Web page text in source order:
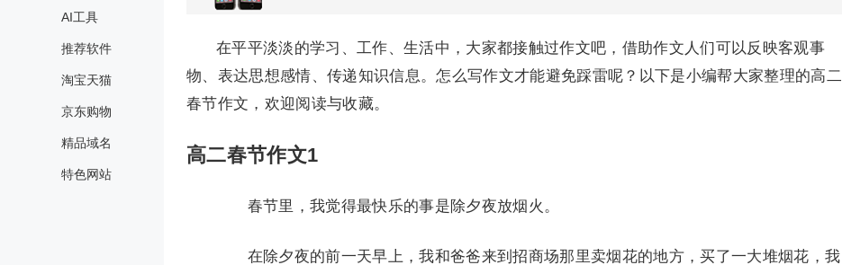
AI工具
推荐软件
淘宝天猫
京东购物
精品域名
特色网站
在平平淡淡的学习、工作、生活中，大家都接触过作文吧，借助作文人们可以反映客观事
物、表达思想感情、传递知识信息。怎么写作文才能避免踩雷呢？以下是小编帮大家整理的高二
春节作文，欢迎阅读与收藏。
高二春节作文1
春节里，我觉得最快乐的事是除夕夜放烟火。
在除夕夜的前一天早上，我和爸爸来到招商场那里卖烟花的地方，买了一大堆烟花，我